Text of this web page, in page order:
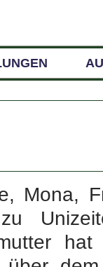
Mona,